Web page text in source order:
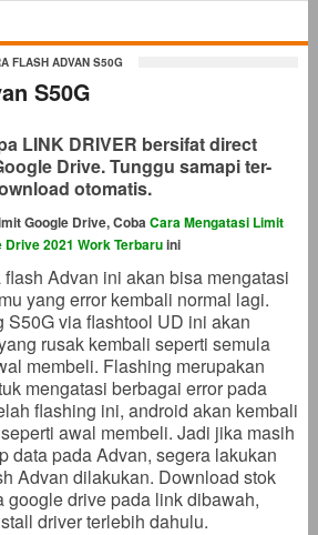
FLASH ADVAN S50G
S50G
LINK DRIVER bersifat direct
Drive. Tunggu samapi ter-
otomatis.
Google Drive, CobaCara Mengatasi Limit
Drive 2021 Work Terbaruini
Advan ini akan bisa mengatasi
yang error kembali normal lagi.
S50G via flashtool UD ini akan
rusak kembali seperti semula
membeli. Flashing merupakan
mengatasi berbagai error pada
flashing ini, android akan kembali
awal membeli. Jadi jika masih
data pada Advan, segera lakukan
Advan dilakukan. Download stok
google drive pada link dibawah,
driver terlebih dahulu.